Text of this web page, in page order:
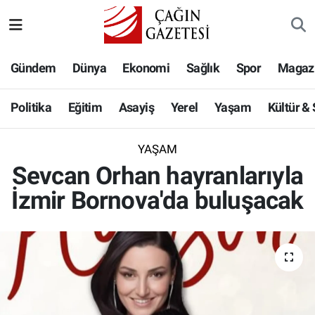
Gündem Dünya Ekonomi Sağlık Spor
Politika Eğitim Asayiş Yerel Yaşam Kültür &
YAŞAM
Sevcan Orhan hayranlarıyla
İzmir Bornova'da buluşacak
Eğitim
Asayiş
Yaşam
Kültür & Sanat
Bilim-Teknoloji
Köşe Yazıları
Hava Durumu
Namaz Vakitleri
Süper Lig Puan Durumu ve Fikstür
Tüm Manşetler
Son Dakika Haberleri
Haber Arşivi